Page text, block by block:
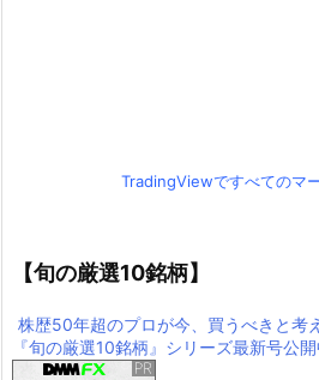
TradingViewですべてのマ
【旬の厳選10銘柄】
株歴50年超のプロが今、買うべきと考
『旬の厳選10銘柄』シリーズ最新号公開